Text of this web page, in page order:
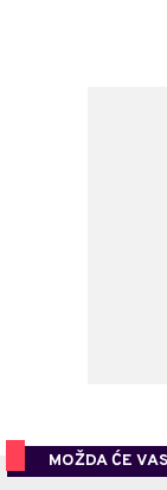
MOŽDA ĆE